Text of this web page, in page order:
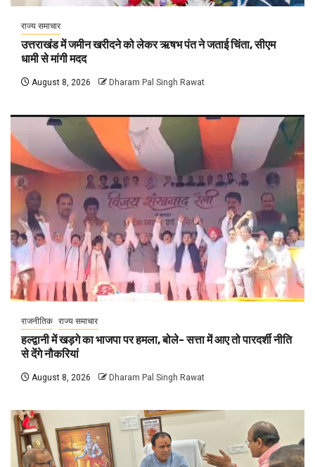
राज्य समाचार
उत्तराखंड में जमीन खरीदने को लेकर ऋषभ पंत ने जताई चिंता, सीएम
धामी से मांगी मदद
August 8, 2026 Dharam Pal Singh Rawat
राजनीतिक राज्य समाचार
हल्द्वानी में खड़गे का भाजपा पर हमला, बोले- सत्ता में आए तो पारदर्शी नीति
से देंगे नौकरियां
August 8, 2026 Dharam Pal Singh Rawat